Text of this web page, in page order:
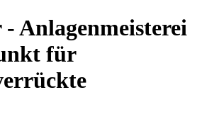
- Anlagenmeisterei
für